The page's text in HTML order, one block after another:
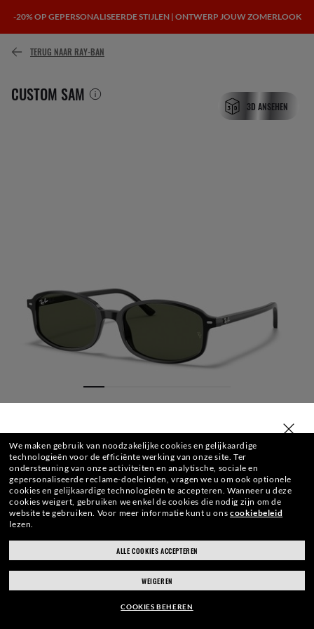
-20% OP GEPERSONALISEERDE STIJLEN | ONTWERP JOUW ZOMERLOOK
TYPE JOUW LAND IN
ray-ban.com/belgium/nl ray-ban.com/usa
Kies een andere winkel
TERUG NAAR RAY-BAN
CUSTOM SAM
3D ANSEHEN
€151.20
We maken gebruik van noodzakelijke cookies en gelijkaardige
technologieën voor de efficiënte werking van onze site. Ter
ondersteuning van onze activiteiten en analytische, sociale en
gepersonaliseerde reclame-doeleinden, vragen we u om ook optionele
cookies en gelijkaardige technologieën te accepteren. Wanneer u deze
cookies weigert, gebruiken we enkel de cookies die nodig zijn om de
website te gebruiken. Voor meer informatie kunt u ons cookiebeleid
lezen.
ALLE COOKIES ACCEPTEREN
WEIGEREN
COOKIES BEHEREN